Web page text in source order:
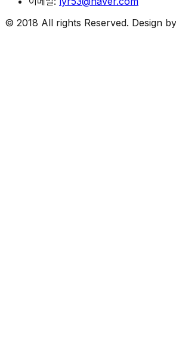
© 2018 All rights Reserved. Design